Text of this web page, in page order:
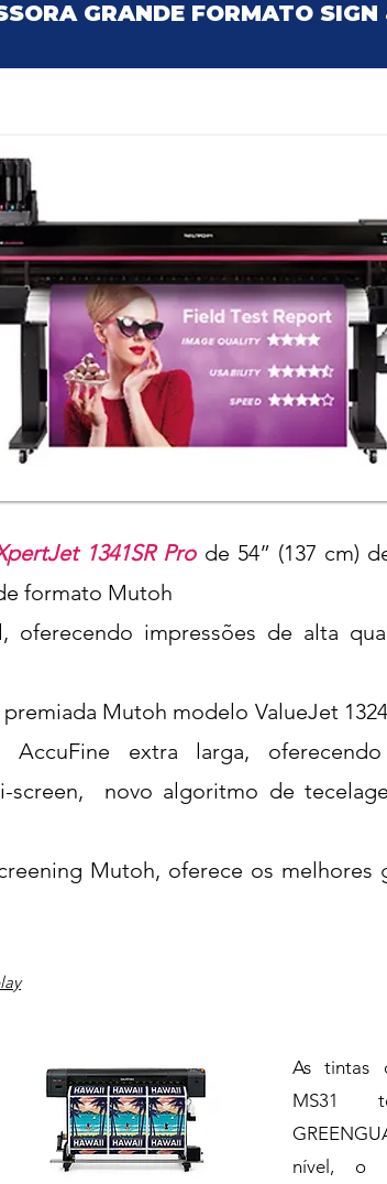
GRANDE FORMATO
1341SR Prode 54” (137 cm)
formato Mutoh
oferecendo impressões de alta
premiada Mutoh modelo ValueJet
extra larga,
screen, novo algoritmo de
Mutoh, oferece os melhores
As tintas
MS31
nível, o